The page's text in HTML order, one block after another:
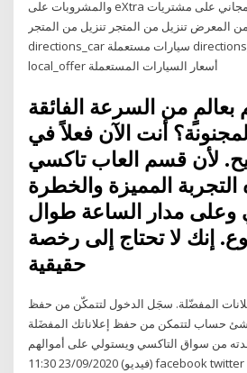
والمشروبات على eXtra السعودية. توصيل منزلي مجاني على مشتريات
المعرض تنزيل من المتجر تنزيل من المتجر.
directions_car سيارات مستعملة directions_car سيارات جديدة
local_offer أسعار السيارات المستعملة
من السرعة الفائقة
أنت الآن فعلاً في
لأن قسم العاب تاكسي
المميزة والخطرة
مدار الساعة طوال
إنك لا تحتاج إلى رخصة
حقيقية
المفضّلة. سجَل الدخول لتتمكّن من حفظ
حساب لتتمكن من حفظ إعلاناتك المفضَلة
من سواق التاكسي ويستولي على أموالهم
(فيديو) 23/09/2020 11:30 facebook twitter كانت لدى يوليوس